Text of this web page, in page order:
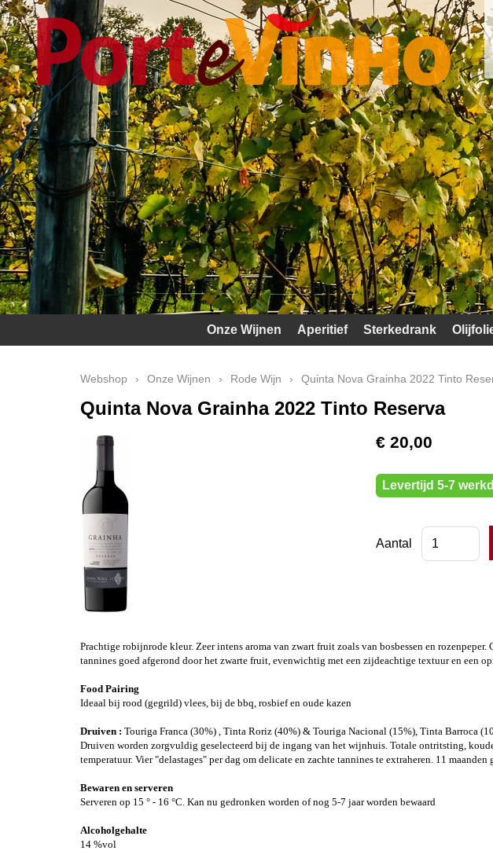
Onze Wijnen Aperitief Sterkedrank
Webshop › Onze Wijnen › Rode Wijn › Quinta Nova Grainha 2022 Tinto
Quinta Nova Grainha 2022 Tinto Reserva
€ 20,00
Levertijd 5-7
Aantal
Prachtige robijnrode kleur. Zeer intens aroma van zwart fruit zoals van bosbessen en
tannines goed afgerond door het zwarte fruit, evenwichtig met een zijdeachtige textuur en een
Food Pairing
Ideaal bij rood (gegrild) vlees, bij de bbq, rosbief en oude kazen
Druiven : Touriga Franca (30%) , Tinta Roriz (40%) & Touriga Nacional (15%), Tinta Barroca
Druiven worden zorgvuldig geselecteerd bij de ingang van het wijnhuis. Totale ontritsting,
temperatuur. Vier "delastages" per dag om delicate en zachte tannines te extraheren. 11
Bewaren en serveren
Serveren op 15 ° - 16 °C. Kan nu gedronken worden of nog 5-7 jaar worden bewaard
Alcoholgehalte
14 %vol